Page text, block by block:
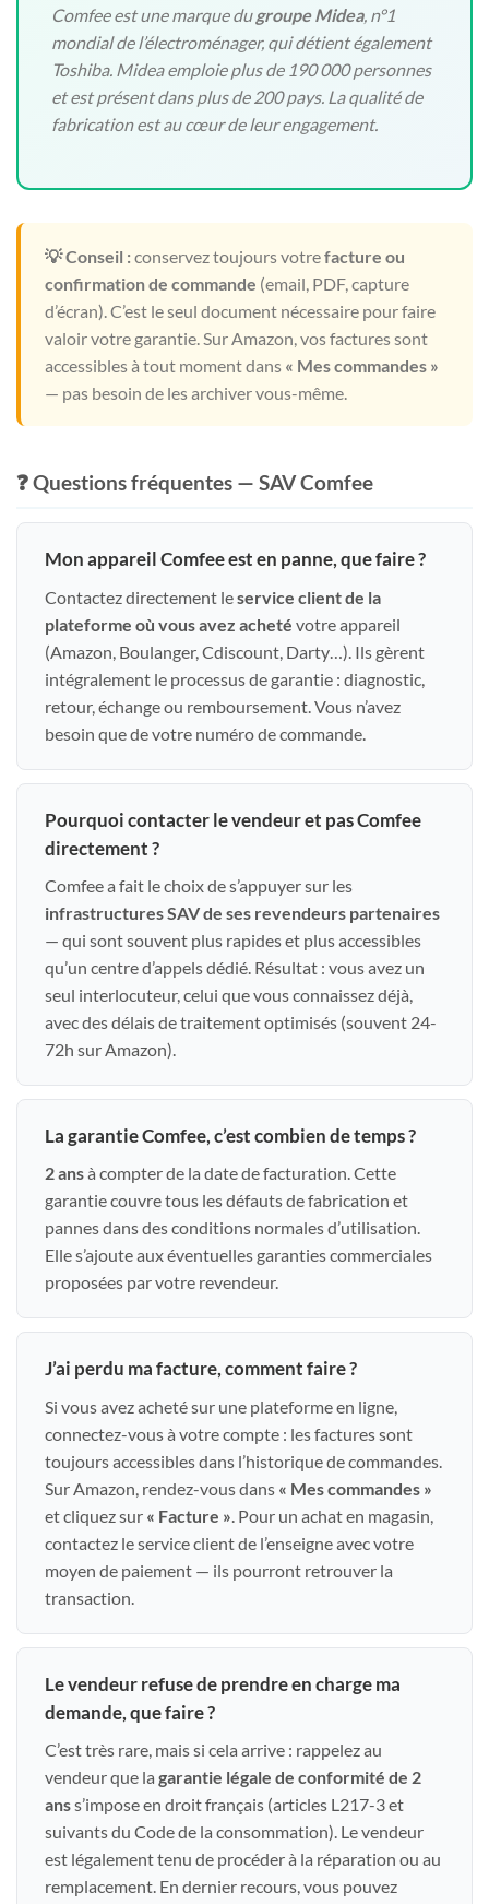
Comfee est une marque dugroupe Midea, n°1
mondial de l’électroménager, qui détient également
Toshiba. Midea emploie plus de 190 000 personnes
et est présent dans plus de 200 pays. La qualité de
fabrication est au cœur de leur engagement.
💡 Conseil :conservez toujours votrefacture ou
confirmation de commande (email, PDF, capture
d’écran). C’est le seul document nécessaire pour faire
valoir votre garantie. Sur Amazon, vos factures sont
accessibles à tout moment dans « Mes commandes »
— pas besoin de les archiver vous-même.
❓ Questions fréquentes — SAV Comfee
Mon appareil Comfee est en panne, que faire ?
Contactez directement leservice client de la
plateforme où vous avez acheté votre appareil
(Amazon, Boulanger, Cdiscount, Darty…). Ils gèrent
intégralement le processus de garantie : diagnostic,
retour, échange ou remboursement. Vous n’avez
besoin que de votre numéro de commande.
Pourquoi contacter le vendeur et pas Comfee
directement ?
Comfee a fait le choix de s’appuyer sur les
infrastructures SAV de ses revendeurs partenaires
— qui sont souvent plus rapides et plus accessibles
qu’un centre d’appels dédié. Résultat : vous avez un
seul interlocuteur, celui que vous connaissez déjà,
avec des délais de traitement optimisés (souvent 24-
72h sur Amazon).
La garantie Comfee, c’est combien de temps ?
2 ansà compter de la date de facturation. Cette
garantie couvre tous les défauts de fabrication et
pannes dans des conditions normales d’utilisation.
Elle s’ajoute aux éventuelles garanties commerciales
proposées par votre revendeur.
J’ai perdu ma facture, comment faire ?
Si vous avez acheté sur une plateforme en ligne,
connectez-vous à votre compte : les factures sont
toujours accessibles dans l’historique de commandes.
Sur Amazon, rendez-vous dans « Mes commandes »
et cliquez sur « Facture » . Pour un achat en magasin,
contactez le service client de l’enseigne avec votre
moyen de paiement — ils pourront retrouver la
transaction.
Le vendeur refuse de prendre en charge ma
demande, que faire ?
C’est très rare, mais si cela arrive : rappelez au
vendeur que la garantie légale de conformité de 2
anss’impose en droit français (articles L217-3 et
suivants du Code de la consommation). Le vendeur
est légalement tenu de procéder à la réparation ou au
remplacement. En dernier recours, vous pouvez